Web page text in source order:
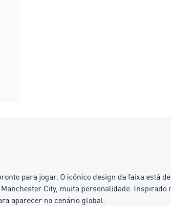
para jogar. O icônico design da faixa está
City, muita personalidade.
aparecer no cenário global.